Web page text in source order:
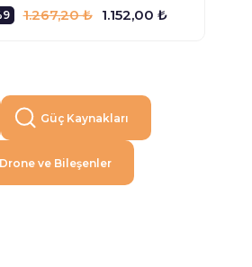
1.152,00 ₺
1.267,20 ₺
Güç Kaynakları
Drone ve Bileşenler